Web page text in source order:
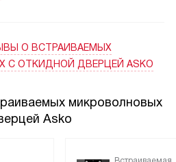
без горячих и холодных зон.
обед для мужа и ребёнка, у
— без лишней возни!
программы и режим
О ВСТРАИВАЕМЫХ
С ОТКИДНОЙ ДВЕРЦЕЙ ASKO
микроволновых
Asko